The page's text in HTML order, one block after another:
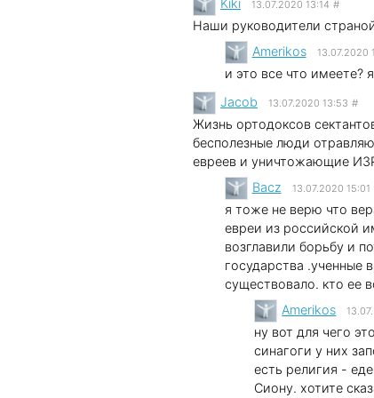
Kiki 13.07.2020 13:14 #
Наши руководители
Amerikos 13.07.2020
и это все что имеете?
Jacob 13.07.2020 13:53 #
Жизнь ортодоксов
бесполезные люди
евреев и уничтожающие
Bacz 13.07.2020 15:01
я тоже не верю что
евреи из российской
возглавили борьбу и
государства .ученные
существовало. кто ее
Amerikos
ну вот для чего
синагоги у них
есть религия -
Сиону. хотите